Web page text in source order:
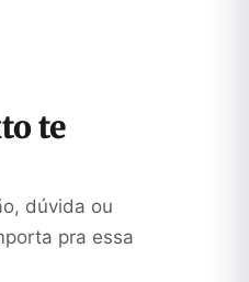
te
dúvida ou
pra essa